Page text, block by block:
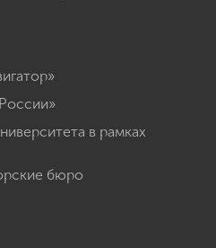
в рамках
бюро